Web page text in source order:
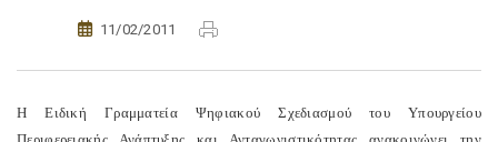
11/02/2011
H Ειδική Γραμματεία Ψηφιακού Σχεδιασμού του Υπουργείου